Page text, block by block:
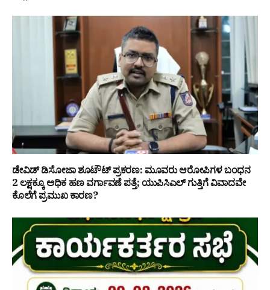
ಡೇವಿಡ್ ಡಿಸೋಜಾ ಶೂಟೌಟ್ ಪ್ರಕರಣ: ಮೂವರು ಆರೋಪಿಗಳ ಬಂಧನ
₹2 ಲಕ್ಷಕ್ಕೂ ಅಧಿಕ ಹಣ ವರ್ಗಾವಣೆ ಪತ್ತೆ; ಯುಪಿಸಿಎಲ್ ಗುತ್ತಿಗೆ ವಿವಾದವೇ
ಕೊಲೆಗೆ ಪ್ರಮುಖ ಕಾರಣ?